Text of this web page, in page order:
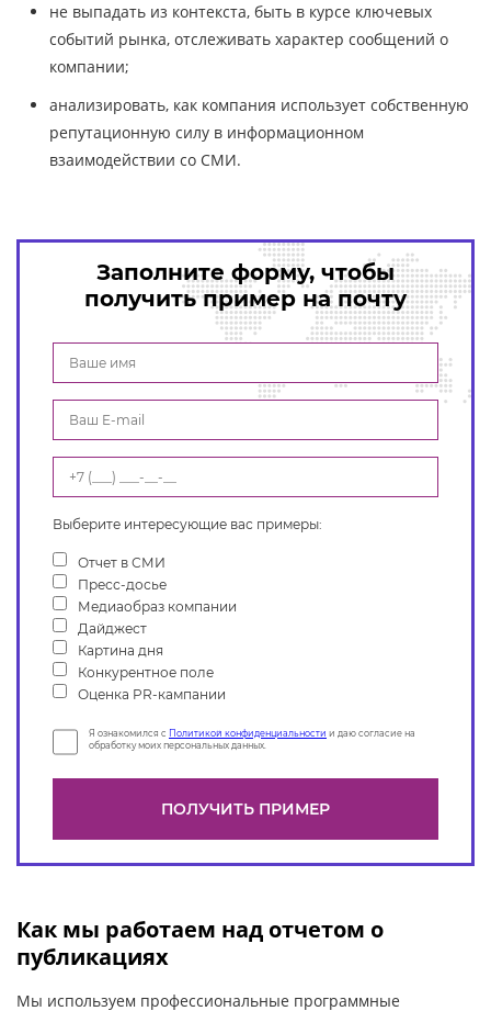
не выпадать из контекста, быть в курсе ключевых
событий рынка, отслеживать характер сообщений о
компании;
анализировать, как компания использует собственную
репутационную силу в информационном
взаимодействии со СМИ.
Заполните форму, чтобы
получить пример на почту
Выберите интересующие вас примеры:
Отчет в СМИ
Пресс-досье
Медиаобраз компании
Дайджест
Картина дня
Конкурентное поле
Оценка PR-кампании
Я ознакомился с Политикой конфиденциальности и даю согласие на
обработку моих персональных данных.
Как мы работаем над отчетом о
публикациях
Мы используем профессиональные программные